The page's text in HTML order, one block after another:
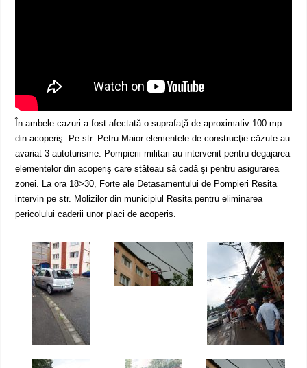
În ambele cazuri a fost afectată o suprafaţă de aproximativ 100 mp
din acoperiş. Pe str. Petru Maior elementele de construcţie căzute au
avariat 3 autoturisme. Pompierii militari au intervenit pentru degajarea
elementelor din acoperiş care stăteau să cadă şi pentru asigurarea
zonei. La ora 18>30, Forte ale Detasamentului de Pompieri Resita
intervin pe str. Molizilor din municipiul Resita pentru eliminarea
pericolului caderii unor placi de acoperis.